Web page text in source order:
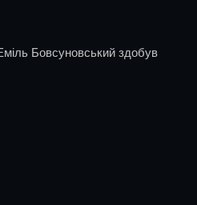
Бовсуновський здобув